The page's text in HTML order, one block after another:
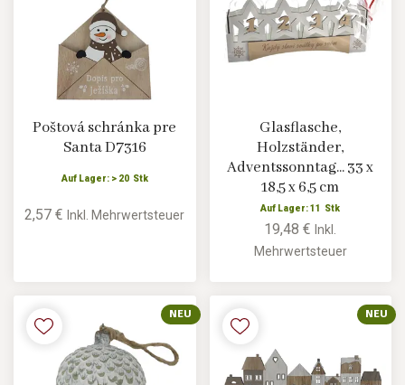
Poštová schránka pre
Santa D7316
Auf Lager: > 20 Stk
2,57 €Inkl. Mehrwertsteuer
Glasflasche,
Holzständer,
Adventssonntag... 33 x
18,5 x 6,5 cm
Auf Lager: 11 Stk
19,48 €Inkl.
Mehrwertsteuer
NEU NEU